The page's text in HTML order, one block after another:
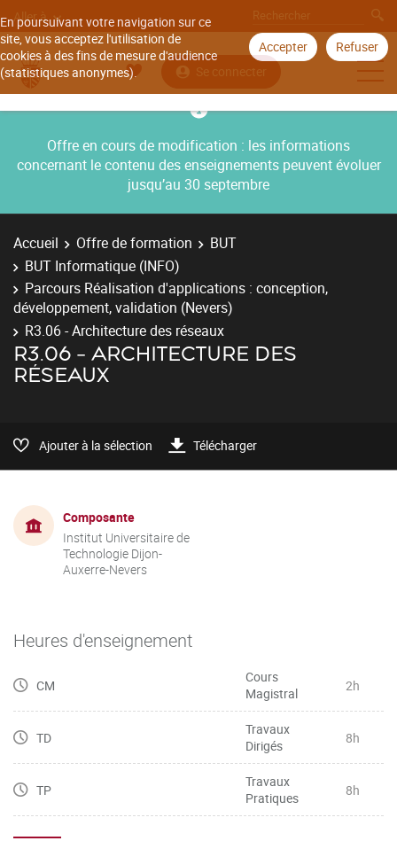
En poursuivant votre navigation sur ce
site, vous acceptez l'utilisation de
cookies à des fins de mesure d'audience
(statistiques anonymes).
Accepter Refuser
Aller à
Se connecter
Offre en cours de modification : les informations
concernant le contenu des enseignements peuvent évoluer
jusqu’au 30 septembre
Accueil Offre de formation
BUT
BUT Informatique (INFO)
Parcours Réalisation d'applications : conception,
développement, validation (Nevers)
R3.06 - Architecture des réseaux
R3.06 - ARCHITECTURE DES
RÉSEAUX
Ajouter à la sélection Télécharger
Composante
Institut Universitaire de
Technologie Dijon-
Auxerre-Nevers
Heures d'enseignement
CM
Cours
Magistral
2h
TD
Travaux
Dirigés
8h
TP
Travaux
Pratiques
8h